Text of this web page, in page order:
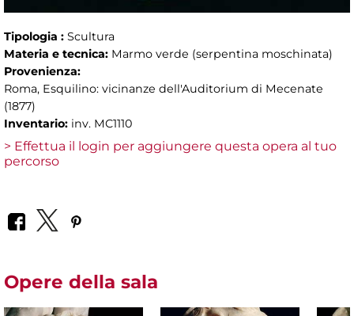
Tipologia : Scultura
Materia e tecnica: Marmo verde (serpentina moschinata)
Provenienza:
Roma, Esquilino: vicinanze dell'Auditorium di Mecenate
(1877)
Inventario: inv. MC1110
> Effettua il login per aggiungere questa opera al tuo
percorso
Opere della sala